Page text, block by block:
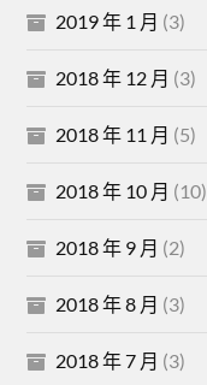
2019 年 1 月 (3)
2018 年 12 月 (3)
2018 年 11 月 (5)
2018 年 10 月 (10)
2018 年 9 月 (2)
2018 年 8 月 (3)
2018 年 7 月 (3)